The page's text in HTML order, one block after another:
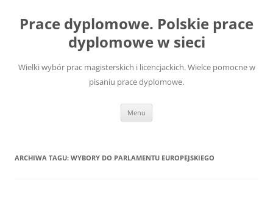
treści
Prace dyplomowe. Polskie prace
dyplomowe w sieci
Wielki wybór prac magisterskich i licencjackich. Wielce pomocne w
pisaniu prace dyplomowe.
Menu
ARCHIWA TAGU: WYBORY DO PARLAMENTU EUROPEJSKIEGO